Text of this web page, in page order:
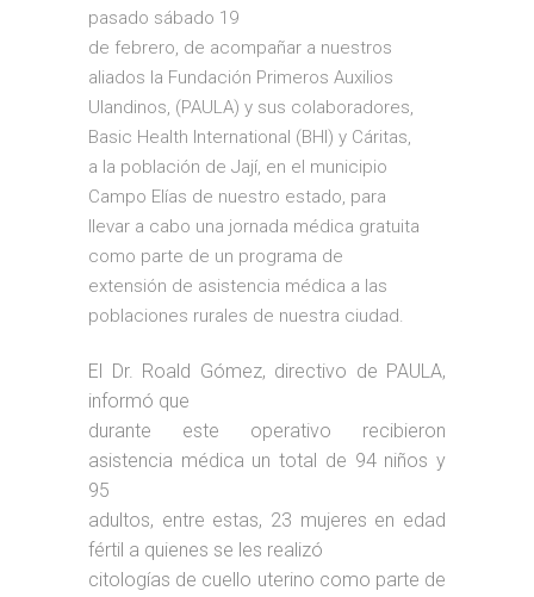
pasado sábado 19
de febrero, de acompañar a nuestros
aliados la Fundación Primeros Auxilios
Ulandinos, (PAULA) y sus colaboradores,
Basic Health International (BHI) y Cáritas,
a la población de Jají, en el municipio
Campo Elías de nuestro estado, para
llevar a cabo una jornada médica gratuita
como parte de un programa de
extensión de asistencia médica a las
poblaciones rurales de nuestra ciudad.
El Dr. Roald Gómez, directivo de PAULA,
informó que
durante este operativo recibieron
asistencia médica un total de 94 niños y
95
adultos, entre estas, 23 mujeres en edad
fértil a quienes se les realizó
citologías de cuello uterino como parte de